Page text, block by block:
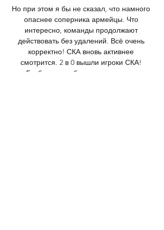
Но при этом я бы не сказал, что намного
опаснее соперника армейцы. Что
интересно, команды продолжают
действовать без удалений. Всё очень
корректно! СКА вновь активнее
смотрится. 2 в 0 вышли игроки СКА!
Гребенщиков броском в касание